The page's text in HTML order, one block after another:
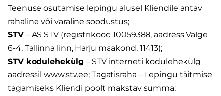
Teenuse osutamise lepingu alusel Kliendile antav
rahaline või varaline soodustus;
STV – AS STV (registrikood 10059388, aadress Valge
6-4, Tallinna linn, Harju maakond, 11413);
STV kodulehekülg – STV interneti kodulehekülg
aadressil www.stv.ee; Tagatisraha – Lepingu täitmise
tagamiseks Kliendi poolt makstav summa;